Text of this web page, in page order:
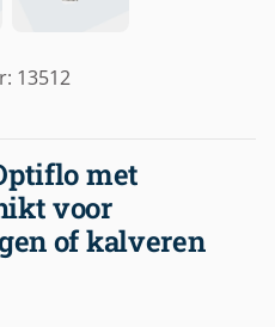
13512
met
voor
of kalveren